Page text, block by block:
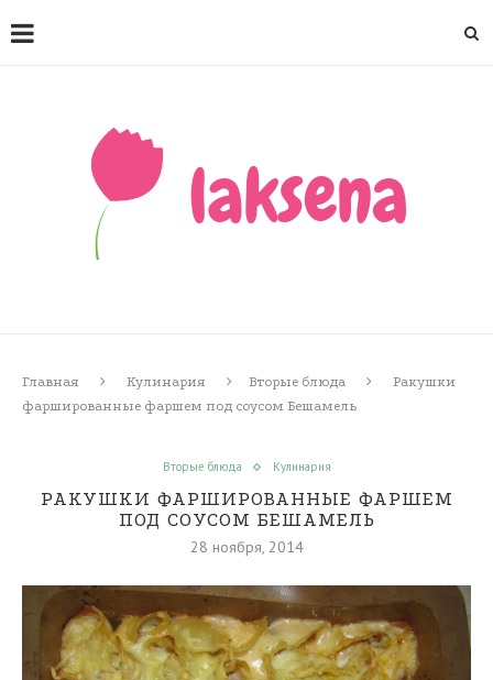
Главная Кулинария Вторые блюда
Ракушки
фаршированные фаршем под соусом Бешамель
Вторые блюда Кулинария
РАКУШКИ ФАРШИРОВАННЫЕ ФАРШЕМ
ПОД СОУСОМ БЕШАМЕЛЬ
28 ноября, 2014